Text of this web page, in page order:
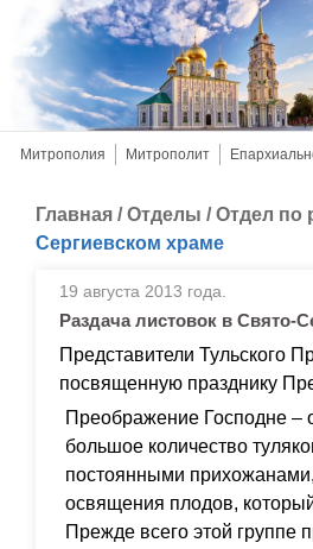
Митрополия Митрополит
Главная /Отделы /Отдел по
Сергиевском храме
19 августа 2013 года.
Раздача листовок в Свято-
Представители Тульского
посвященную празднику
Преображение Господне –
большое количество
постоянными
освящения плодов,
Прежде всего этой группе